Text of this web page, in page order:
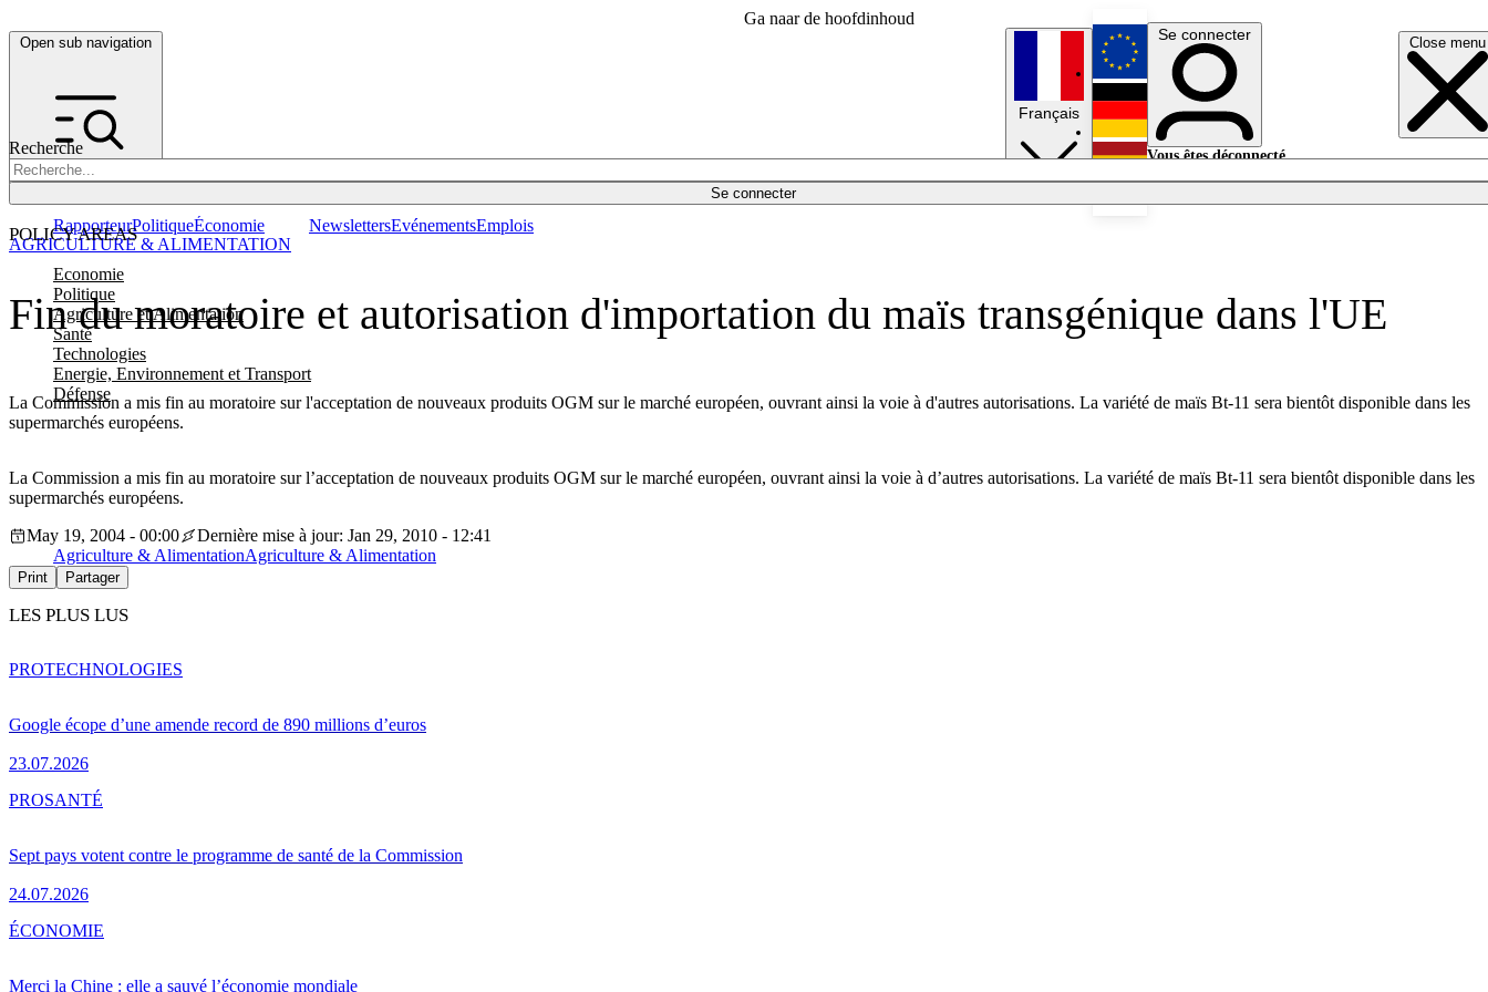
Ga naar de hoofdinhoud
Open sub navigation Close menu
Recherche
Se connecter
POLICY AREAS
Economie
Politique
Agriculture et Alimentation
Santé
Technologies
Energie, Environnement et Transport
Défense
RapporteurPolitiqueÉconomie NewslettersEvénementsEmplois
Français
English
Deutsch
Se connecter
Vous êtes déconnecté.
Fin du moratoire et autorisation d'importation du maïs transgénique dans l'UE
La Commission a mis fin au moratoire sur l'acceptation de nouveaux produits OGM sur le marché européen, ouvrant ainsi la voie à d'autres autorisations. La variété de maïs Bt-11 sera bientôt disponible dans les
supermarchés européens.
AGRICULTURE & ALIMENTATION
La Commission a mis fin au moratoire sur l’acceptation de nouveaux produits OGM sur le marché européen, ouvrant ainsi la voie à d’autres autorisations. La variété de maïs Bt-11 sera bientôt disponible dans les
supermarchés européens.
May 19, 2004 - 00:00
Dernière mise à jour: Jan 29, 2010 - 12:41
Agriculture & AlimentationAgriculture & Alimentation
Print Partager
LES PLUS LUS
Google écope d’une amende record de 890 millions d’euros
23.07.2026
PROTECHNOLOGIES
Sept pays votent contre le programme de santé de la Commission
24.07.2026
PROSANTÉ
Merci la Chine : elle a sauvé l’économie mondiale
ÉCONOMIE